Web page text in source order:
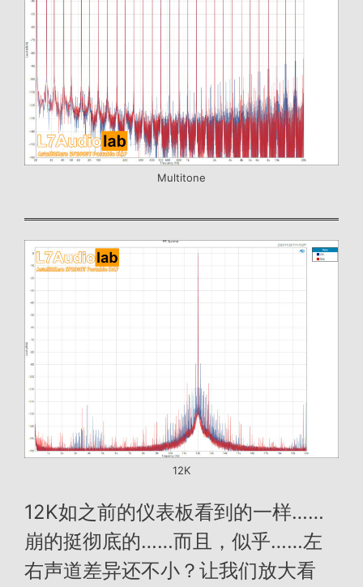
Multitone
12K
12K如之前的仪表板看到的一样……
崩的挺彻底的……而且，似乎……左
右声道差异还不小？让我们放大看